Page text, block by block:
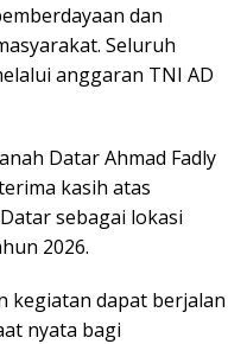
dan
Seluruh
anggaran TNI AD
Datar Ahmad Fadly
kasih atas
sebagai lokasi
2026.
kegiatan dapat berjalan
nyata bagi